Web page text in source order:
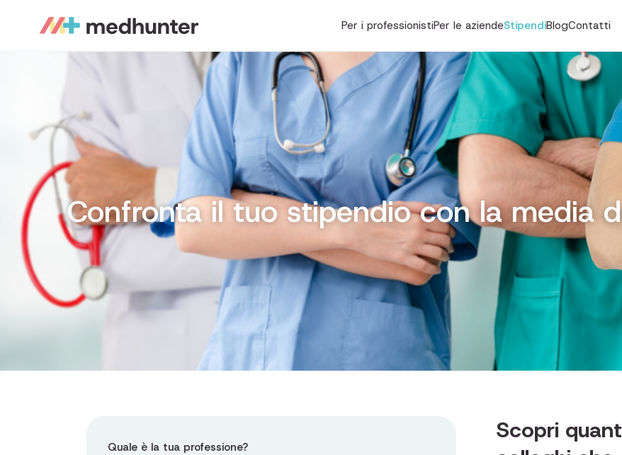
Per i professionistiPer le aziendeStipendiBlogContatti
Confronta il tuo stipendio con la media
Quale è la tua professione?
Scopri